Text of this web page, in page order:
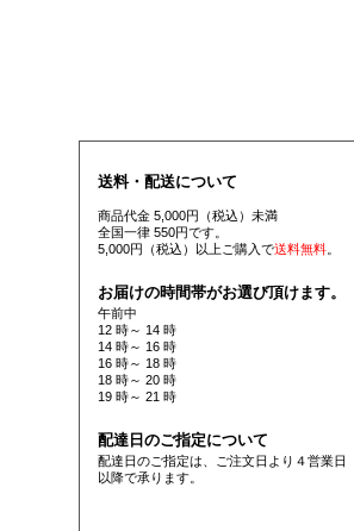
送料・配送について
商品代金 5,000円（税込）未満
全国一律 550円です。
5,000円（税込）以上ご購入で送料無料。
お届けの時間帯がお選び頂けます。
午前中
12 時～ 14 時
14 時～ 16 時
16 時～ 18 時
18 時～ 20 時
19 時～ 21 時
配達日のご指定について
配達日のご指定は、ご注文日より４営業日
以降で承ります。